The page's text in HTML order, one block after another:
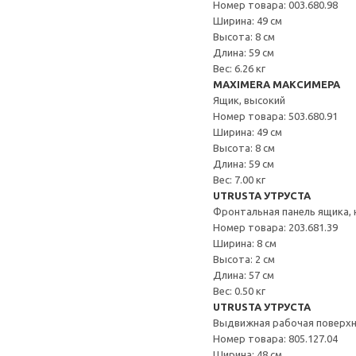
Номер товара: 003.680.98
Ширина: 49 см
Высота: 8 см
Длина: 59 см
Вес: 6.26 кг
MAXIMERA МАКСИМЕРА
Ящик, высокий
Номер товара: 503.680.91
Ширина: 49 см
Высота: 8 см
Длина: 59 см
Вес: 7.00 кг
UTRUSTA УТРУСТА
Фронтальная панель ящика,
Номер товара: 203.681.39
Ширина: 8 см
Высота: 2 см
Длина: 57 см
Вес: 0.50 кг
UTRUSTA УТРУСТА
Выдвижная рабочая
Номер товара: 805.127.04